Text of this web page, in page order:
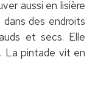
aussi en lisière
des endroits
et secs. Elle
La pintade vit en